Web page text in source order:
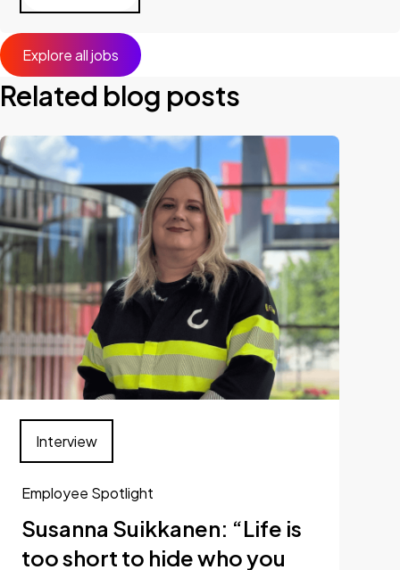
Explore all jobs
Related blog posts
Employee Spotlight
Susanna Suikkanen: “Life is
too short to hide who you
Interview